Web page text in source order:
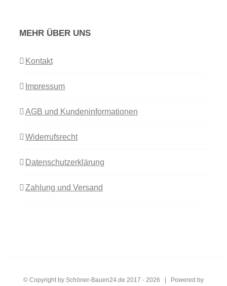
MEHR ÜBER UNS
Kontakt
Impressum
AGB und Kundeninformationen
Widerrufsrecht
Datenschutzerklärung
Zahlung und Versand
© Copyright by Schöner-Bauen24.de 2017 - 2026 | Powered by